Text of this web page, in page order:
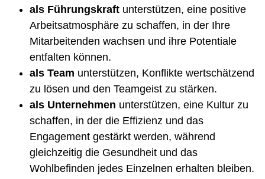
als Führungskraft unterstützen, eine positive
Arbeitsatmosphäre zu schaffen, in der Ihre
Mitarbeitenden wachsen und ihre Potentiale
entfalten können.
als Team unterstützen, Konflikte wertschätzend
zu lösen und den Teamgeist zu stärken.
als Unternehmen unterstützen, eine Kultur zu
schaffen, in der die Effizienz und das
Engagement gestärkt werden, während
gleichzeitig die Gesundheit und das
Wohlbefinden jedes Einzelnen erhalten bleiben.